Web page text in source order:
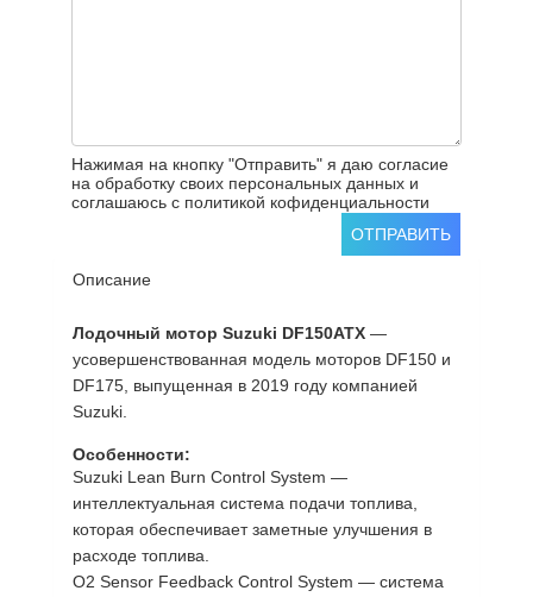
Нажимая на кнопку "Отправить" я даю согласие
на обработку своих персональных данных и
соглашаюсь с политикой кофиденциальности
ОТПРАВИТЬ
Описание
Лодочный мотор Suzuki DF150ATX —
усовершенствованная модель моторов DF150 и
DF175, выпущенная в 2019 году компанией
Suzuki.
Особенности:
Suzuki Lean Burn Control System —
интеллектуальная система подачи топлива,
которая обеспечивает заметные улучшения в
расходе топлива.
O2 Sensor Feedback Control System — система